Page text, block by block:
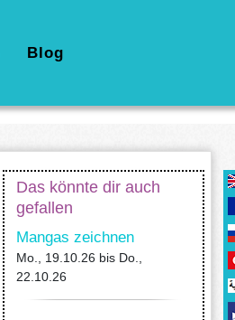
Blog
Das könnte dir auch
gefallen
Mangas zeichnen
Mo., 19.10.26 bis Do.,
22.10.26